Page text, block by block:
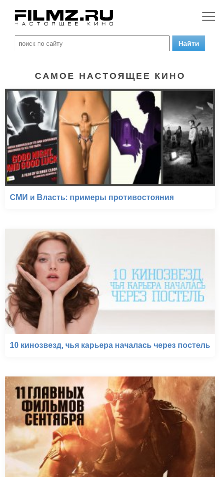
САМОЕ НАСТОЯЩЕЕ КИНО
СМИ и Власть: примеры противостояния
10 кинозвезд, чья карьера началась через постель